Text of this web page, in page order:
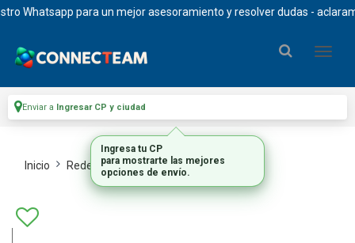
Whatsapp para un mejor asesoramiento y resolver dudas -
Enviar a Ingresar CP y ciudad
Inicio Redes Switches A Pedido
Ingresa tu CP
para mostrarte las mejores
opciones de envío.